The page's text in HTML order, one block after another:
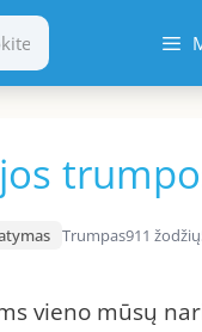
Trumpas911 žodžių
vieno mūsų